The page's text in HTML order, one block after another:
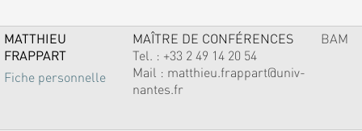
MATTHIEU
FRAPPART
Fiche personnelle
MAÎTRE DE CONFÉRENCES
Tel. : +33 2 49 14 20 54
Mail : matthieu.frappart@univ-
nantes.fr
BAM